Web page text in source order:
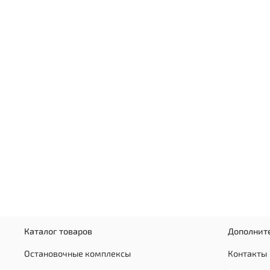
Каталог товаров
Остановочные комплексы
Контакты